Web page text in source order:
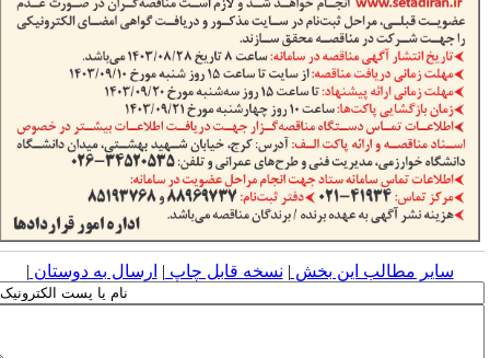
سایر مطالب این بخش | نسخه قابل چاپ| ارسال به دوستان|